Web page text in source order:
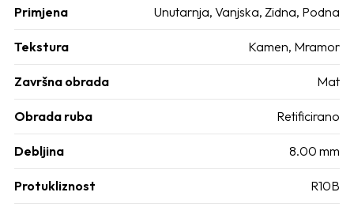
Primjena Unutarnja, Vanjska, Zidna, Podna
Tekstura Kamen, Mramor
Završna obrada Mat
Obrada ruba Retificirano
Debljina 8.00 mm
Protukliznost R10B